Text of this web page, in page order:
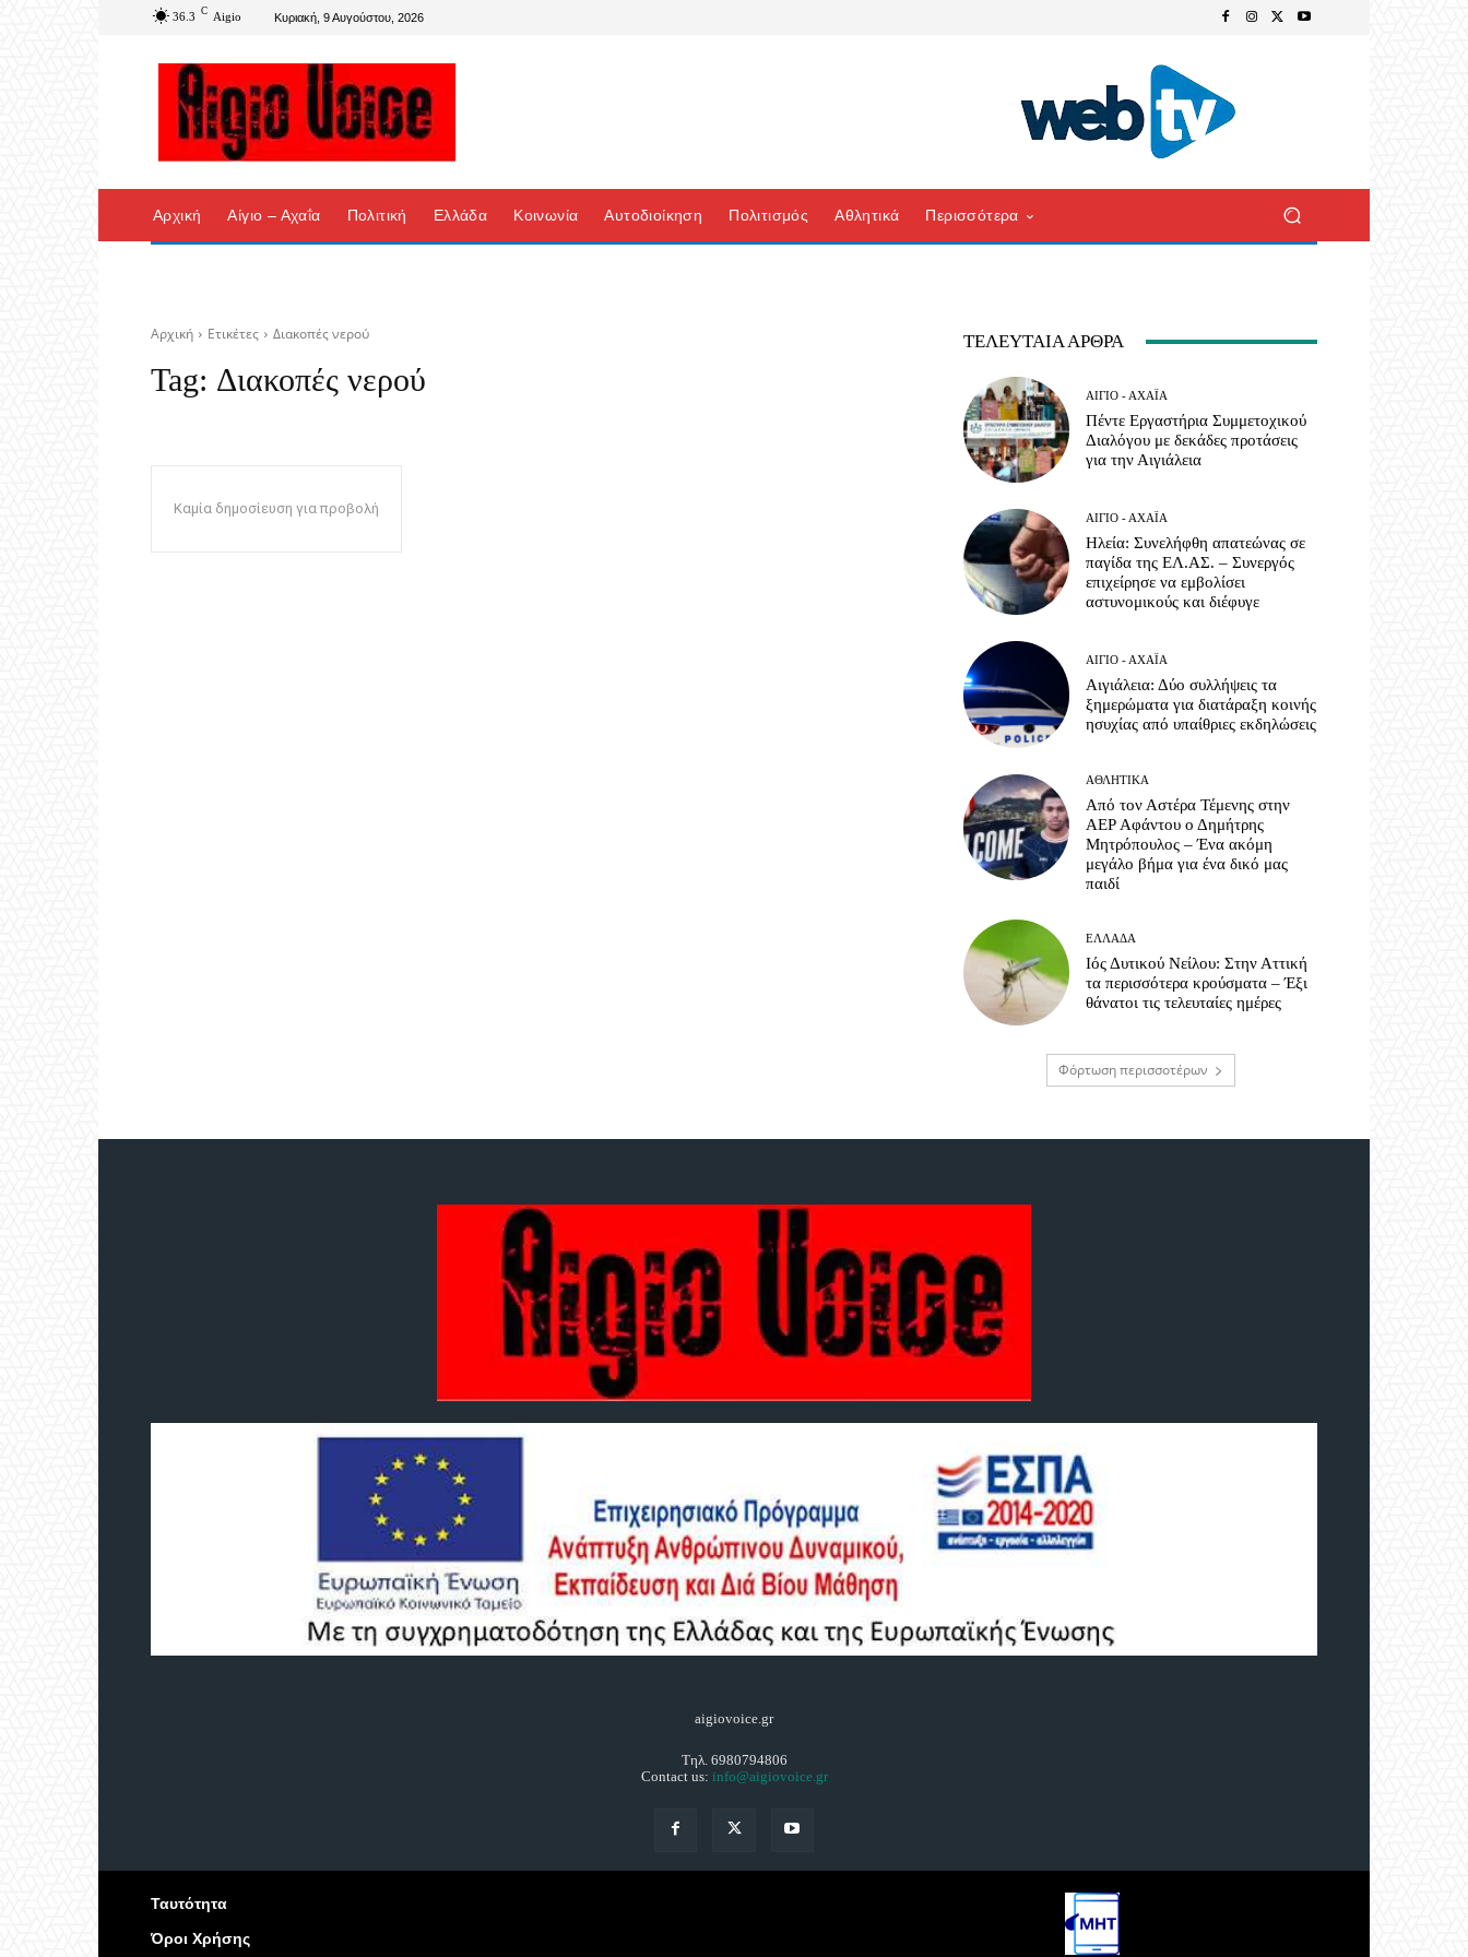
36.3 C Aigio Κυριακή, 9 Αυγούστου, 2026
Αρχική Αίγιο – Αχαΐα Πολιτική Ελλάδα Κοινωνία Αυτοδιοίκηση Πολιτισμός Αθλητικά Περισσότερα
Αρχική Ετικέτες Διακοπές νερού
Tag: Διακοπές νερού
Καμία δημοσίευση για προβολή
ΤΕΛΕΥΤΑΊΑ ΆΡΘΡΑ
ΑΊΓΙΟ - ΑΧΑΪ́Α
Πέντε Εργαστήρια Συμμετοχικού
Διαλόγου με δεκάδες προτάσεις
για την Αιγιάλεια
ΑΊΓΙΟ - ΑΧΑΪ́Α
Ηλεία: Συνελήφθη απατεώνας σε
παγίδα της ΕΛ.ΑΣ. – Συνεργός
επιχείρησε να εμβολίσει
αστυνομικούς και διέφυγε
ΑΊΓΙΟ - ΑΧΑΪ́Α
Αιγιάλεια: Δύο συλλήψεις τα
ξημερώματα για διατάραξη κοινής
ησυχίας από υπαίθριες εκδηλώσεις
ΑΘΛΗΤΙΚΆ
Από τον Αστέρα Τέμενης στην
ΑΕΡ Αφάντου ο Δημήτρης
Μητρόπουλος – Ένα ακόμη
μεγάλο βήμα για ένα δικό μας
παιδί
ΕΛΛΆΔΑ
Ιός Δυτικού Νείλου: Στην Αττική
τα περισσότερα κρούσματα – Έξι
θάνατοι τις τελευταίες ημέρες
Φόρτωση περισσοτέρων
aigiovoice.gr
Τηλ. 6980794806
Contact us: info@aigiovoice.gr
Ταυτότητα
Όροι Χρήσης